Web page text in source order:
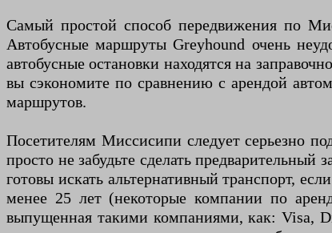
Самый простой способ передвижения по
Автобусные маршруты Greyhound очень
автобусные остановки находятся на
вы сэкономите по сравнению с арендой
маршрутов.
Посетителям Миссисипи следует серьезно
просто не забудьте сделать
готовы искать альтернативный транспорт,
менее 25 лет (некоторые компании по
выпущенная такими компаниями, как: Visa,